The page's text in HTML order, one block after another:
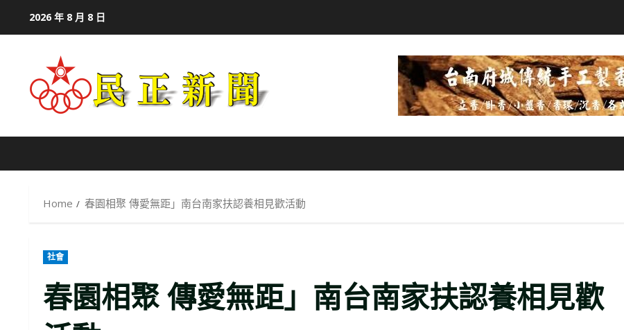
2026 年 8 月 8 日
Home 春園相聚 傳愛無距」南台南家扶認養相見歡活動
社會
春園相聚 傳愛無距」南台南家扶認養相見歡